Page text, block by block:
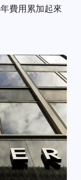
費用累加起來